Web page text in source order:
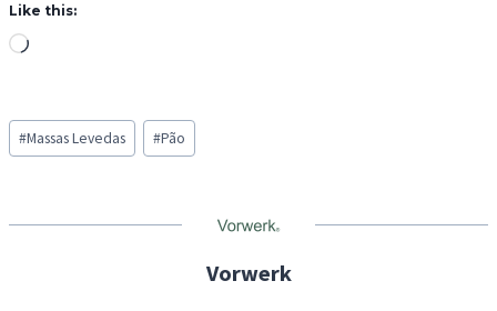
Like this:
L
d
g
Post
Tags:
#Massas Levedas #Pão
Vorwerk